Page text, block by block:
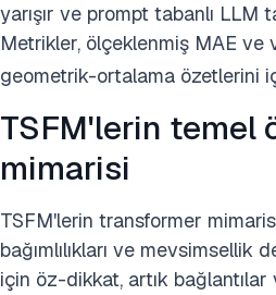
yarışır ve prompt tabanlı LLM
Metrikler, ölçeklenmiş MAE ve
geometrik-ortalama özetlerini
TSFM'lerin temel
mimarisi
TSFM'lerin transformer
bağımlılıkları ve mevsimsellik
için öz-dikkat, artık